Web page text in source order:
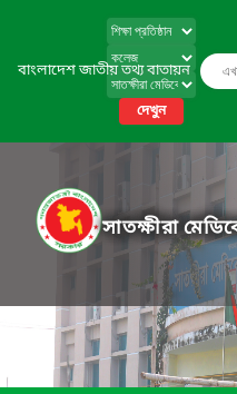
বাংলাদেশ জাতীয় তথ্য বাতায়ন
দেখুন
সাতক্ষীরা